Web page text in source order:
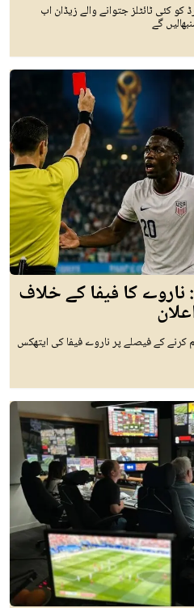
کئی ٹائٹلز جتوانے والے زیڈان اب
گے
ناروے کا فیفا کے خلاف
کے فیصلے پر ناروے فیفا کی ایتھکس